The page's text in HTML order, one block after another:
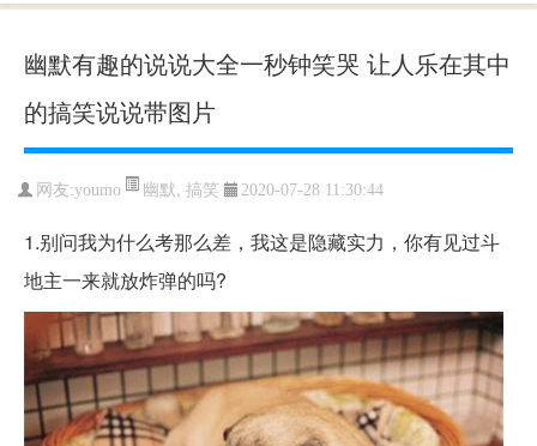
幽默有趣的说说大全一秒钟笑哭 让人乐在其中
的搞笑说说带图片
网友:youmo 幽默, 搞笑 2020-07-28 11:30:44
1.别问我为什么考那么差，我这是隐藏实力，你有见过斗
地主一来就放炸弹的吗?